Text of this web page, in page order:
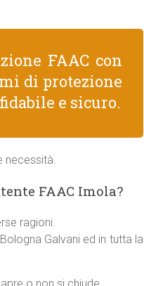
FAAC con
di protezione
e sicuro.
necessità.
FAAC Imola?
ragioni.
Galvani ed in tutta la